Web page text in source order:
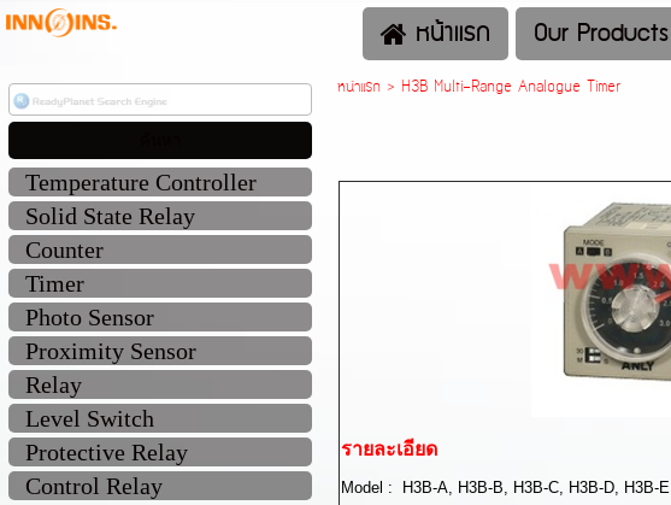
หน้าแรก Our Products
Temperature Controller
Solid State Relay
Counter
Timer
Photo Sensor
Proximity Sensor
Relay
Level Switch
Protective Relay
Control Relay
หน้าแรก> H3B Multi-Range Analogue Timer
รายละเอียด
Model : H3B-A, H3B-B, H3B-C, H3B-D, H3B-E